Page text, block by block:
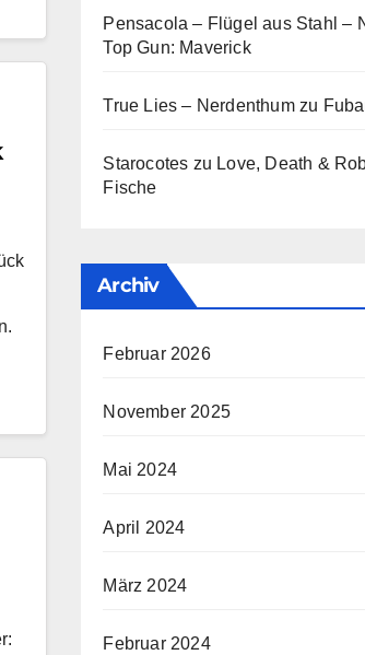
Pensacola – Flügel aus Stahl –
Top Gun: Maverick
True Lies – Nerdenthumzu
Starocotes zu Love, Death &
Fische
Archiv
Februar 2026
November 2025
Mai 2024
April 2024
März 2024
Februar 2024